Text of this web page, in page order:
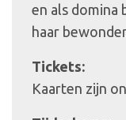
en als domina
haar
Tickets:
Kaarten zijn